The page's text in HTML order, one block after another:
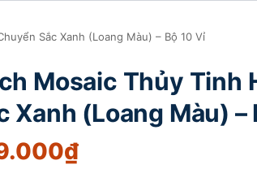
Sắc Xanh (Loang Màu) – Bộ 10 Vỉ
Mosaic Thủy Tinh
Xanh (Loang Màu) –
₫